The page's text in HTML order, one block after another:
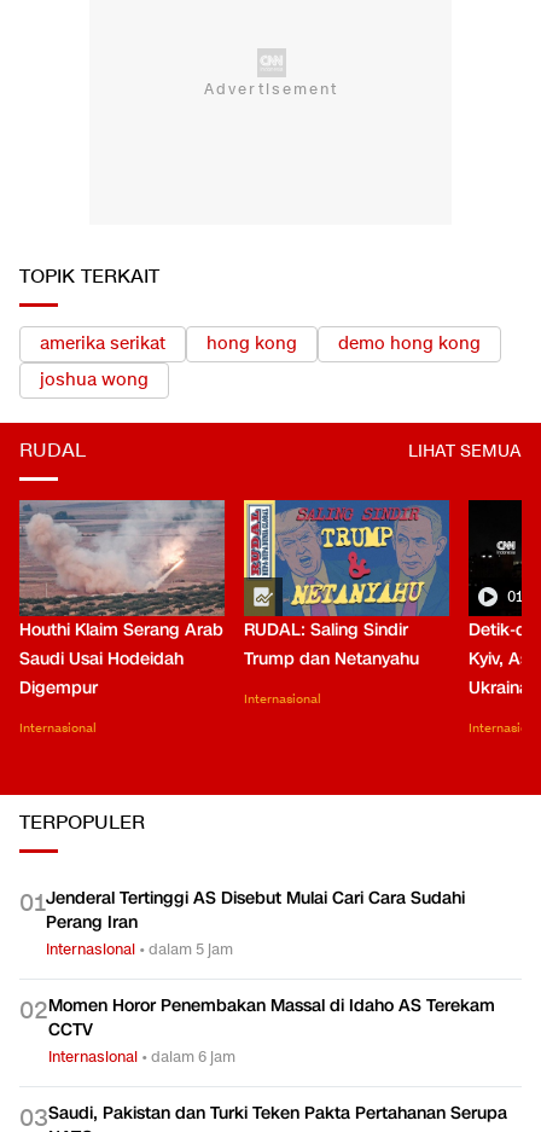
TOPIK TERKAIT
amerika serikat hong kong
demo hong kong
joshua wong
RUDAL LIHAT SEMUA
Houthi Klaim Serang Arab
Saudi Usai Hodeidah
Digempur
Internasional
RUDAL: Saling Sindir
Trump dan Netanyahu
Internasional
Detik-
Kyiv,
Ukraina
TERPOPULER
01Jenderal Tertinggi AS Disebut Mulai Cari Cara Sudahi
Perang Iran
Internasional •dalam 5 jam
02Momen Horor Penembakan Massal di Idaho AS Terekam
CCTV
Internasional •dalam 6 jam
03Saudi, Pakistan dan Turki Teken Pakta Pertahanan Serupa